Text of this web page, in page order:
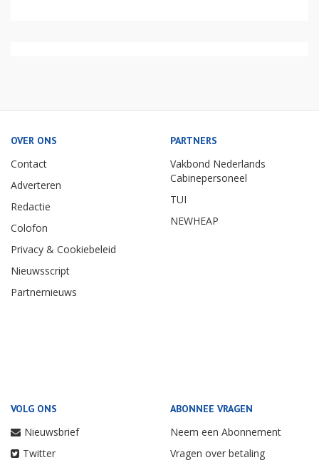
OVER ONS
Contact
Adverteren
Redactie
Colofon
Privacy & Cookiebeleid
Nieuwsscript
Partnernieuws
PARTNERS
Vakbond Nederlands
Cabinepersoneel
TUI
NEWHEAP
VOLG ONS
Nieuwsbrief
Twitter
ABONNEE VRAGEN
Neem een Abonnement
Vragen over betaling